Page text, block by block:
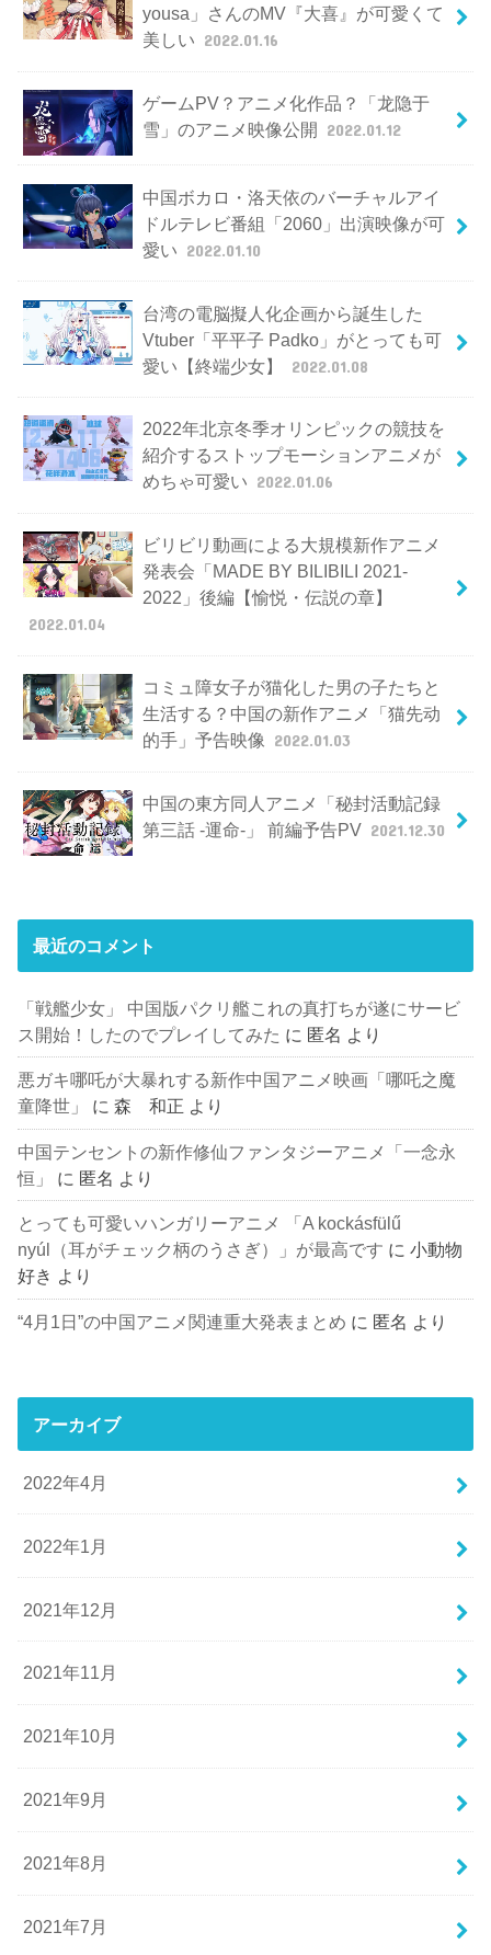
yousa」さんのMV『大喜』が可愛くて
美しい 2022.01.16
ゲームPV？アニメ化作品？「龙隐于
雪」のアニメ映像公開 2022.01.12
中国ボカロ・洛天依のバーチャルアイ
ドルテレビ番組「2060」出演映像が可
愛い 2022.01.10
台湾の電脳擬人化企画から誕生した
Vtuber「平平子 Padko」がとっても可
愛い【終端少女】
2022.01.08
2022年北京冬季オリンピックの競技を
紹介するストップモーションアニメが
めちゃ可愛い 2022.01.06
ビリビリ動画による大規模新作アニメ
発表会「MADE BY BILIBILI 2021-
2022」後編【愉悦・伝説の章】
2022.01.04
コミュ障女子が猫化した男の子たちと
生活する？中国の新作アニメ「猫先动
的手」予告映像
2022.01.03
中国の東方同人アニメ「秘封活動記録
第三話 -運命-」 前編予告PV 2021.12.30
最近のコメント
「戦艦少女」 中国版パクリ艦これの真打ちが遂にサービ
ス開始！したのでプレイしてみた に 匿名 より
悪ガキ哪吒が大暴れする新作中国アニメ映画「哪吒之魔
童降世」
に森 和正 より
中国テンセントの新作修仙ファンタジーアニメ「一念永
恒」
に 匿名 より
とっても可愛いハンガリーアニメ 「A kockásfülű
nyúl（耳がチェック柄のうさぎ）」が最高です に小動物
好き より
“4月1日”の中国アニメ関連重大発表まとめ に 匿名 より
アーカイブ
2022年4月
2022年1月
2021年12月
2021年11月
2021年10月
2021年9月
2021年8月
2021年7月